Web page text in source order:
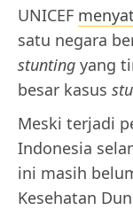
UNICEF
satu negara
stunting yang
besar kasus
Meski terjadi
Indonesia
ini masih
Kesehatan